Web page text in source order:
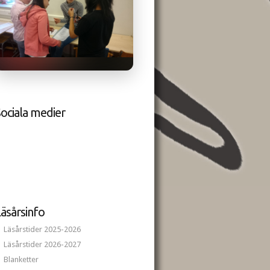
medier
Läsårstider 2025-2026
Läsårstider 2026-2027
Blanketter